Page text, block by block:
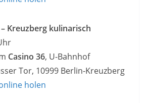
Kreuzberg kulinarisch
Casino 36, U-Bahnhof
Tor, 10999 Berlin-Kreuzberg
holen